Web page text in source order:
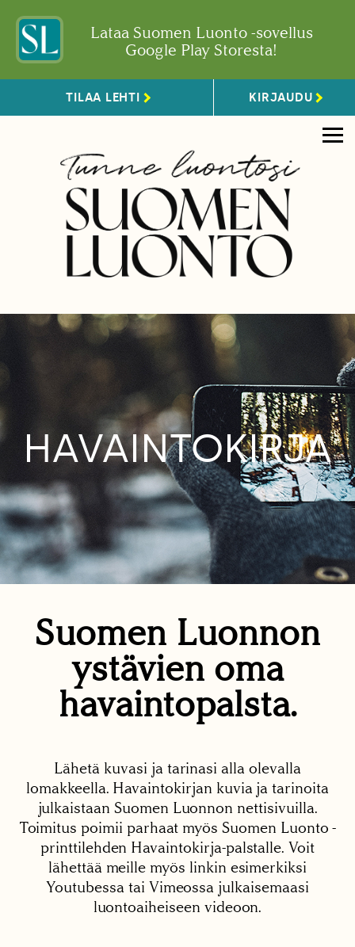
Lataa Suomen Luonto -sovellus
Google Play Storesta!
TILAA LEHTI KIRJAUDU
HAVAINTOKIRJA
Suomen Luonnon
ystävien oma
havaintopalsta.
Lähetä kuvasi ja tarinasi alla olevalla
lomakkeella. Havaintokirjan kuvia ja tarinoita
julkaistaan Suomen Luonnon nettisivuilla.
Toimitus poimii parhaat myös Suomen Luonto -
printtilehden Havaintokirja-palstalle. Voit
lähettää meille myös linkin esimerkiksi
Youtubessa tai Vimeossa julkaisemaasi
luontoaiheiseen videoon.